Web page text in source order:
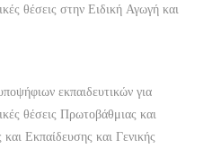
θέσεις στην Ειδική Αγωγή και
εκπαιδευτικών για
θέσεις Πρωτοβάθμιας και
Εκπαίδευσης και Γενικής